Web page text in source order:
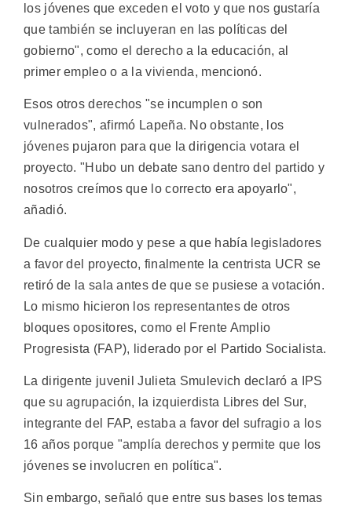
los jóvenes que exceden el voto y que nos gustaría
que también se incluyeran en las políticas del
gobierno", como el derecho a la educación, al
primer empleo o a la vivienda, mencionó.
Esos otros derechos "se incumplen o son
vulnerados", afirmó Lapeña. No obstante, los
jóvenes pujaron para que la dirigencia votara el
proyecto. "Hubo un debate sano dentro del partido y
nosotros creímos que lo correcto era apoyarlo",
añadió.
De cualquier modo y pese a que había legisladores
a favor del proyecto, finalmente la centrista UCR se
retiró de la sala antes de que se pusiese a votación.
Lo mismo hicieron los representantes de otros
bloques opositores, como el Frente Amplio
Progresista (FAP), liderado por el Partido Socialista.
La dirigente juvenil Julieta Smulevich declaró a IPS
que su agrupación, la izquierdista Libres del Sur,
integrante del FAP, estaba a favor del sufragio a los
16 años porque "amplía derechos y permite que los
jóvenes se involucren en política".
Sin embargo, señaló que entre sus bases los temas